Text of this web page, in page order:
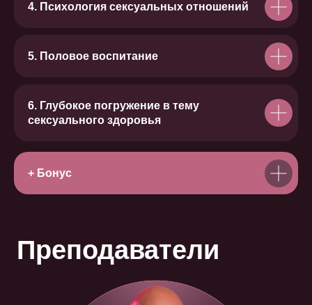
4. Психология сексуальных отношений
5. Половое воспитание
6. Глубокое погружение в тему
сексуального здоровья
+ Бонус
Кандидат психологических наук,
педагог-психолог, автор и ведущая
семинаров и тренингов, автор
Россияна Лучкина